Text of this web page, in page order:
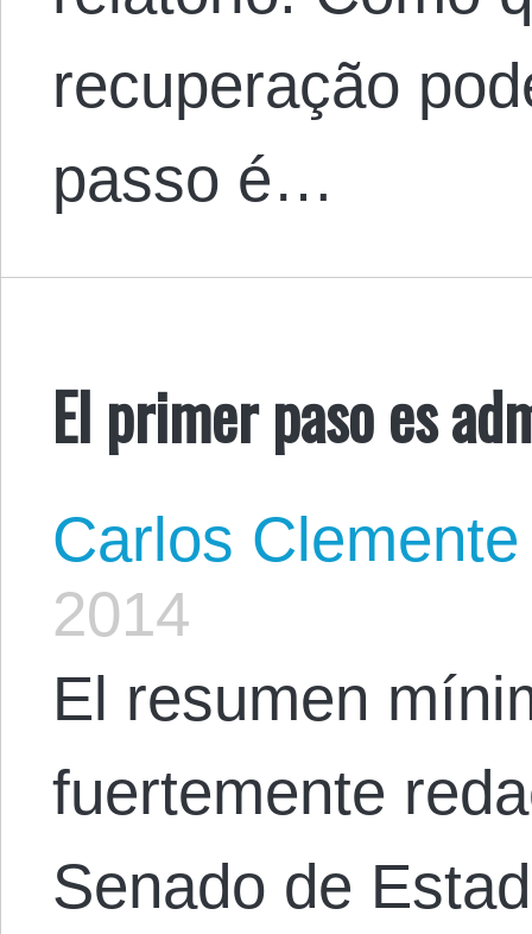
recuperação
passo é…
El primer paso es
Carlos Clemente
2014
El resumen
fuertemente
Senado de